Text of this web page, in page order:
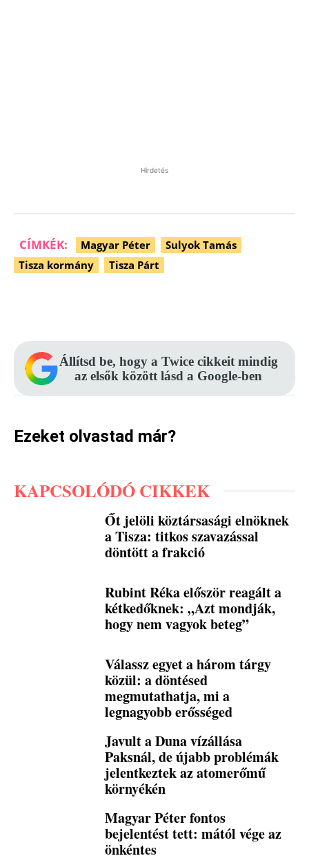
Hirdetés
CÍMKÉK: Magyar Péter
Sulyok Tamás
Tisza kormány
Tisza Párt
Állítsd be, hogy a Twice cikkeit mindig
az elsők között lásd a Google-ben
Ezeket olvastad már?
KAPCSOLÓDÓ CIKKEK
Őt jelöli köztársasági elnöknek
a Tisza: titkos szavazással
döntött a frakció
Rubint Réka először reagált a
kétkedőknek: „Azt mondják,
hogy nem vagyok beteg”
Válassz egyet a három tárgy
közül: a döntésed
megmutathatja, mi a
legnagyobb erősséged
Javult a Duna vízállása
Paksnál, de újabb problémák
jelentkeztek az atomerőmű
környékén
Magyar Péter fontos
bejelentést tett: mától vége az
önkéntes